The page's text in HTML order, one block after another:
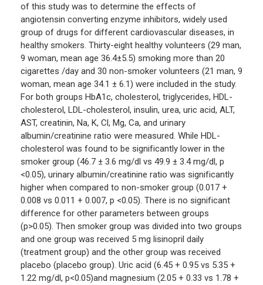
of this study was to determine the effects of
angiotensin converting enzyme inhibitors, widely used
group of drugs for different cardiovascular diseases, in
healthy smokers. Thirty-eight healthy volunteers (29 man,
9 woman, mean age 36.4±5.5) smoking more than 20
cigarettes /day and 30 non-smoker volunteers (21 man, 9
woman, mean age 34.1 ± 6.1) were included in the study.
For both groups HbA1c, cholesterol, triglycerides, HDL-
cholesterol, LDL-cholesterol, insulin, urea, uric acid, ALT,
AST, creatinin, Na, K, Cl, Mg, Ca, and urinary
albumin/creatinine ratio were measured. While HDL-
cholesterol was found to be significantly lower in the
smoker group (46.7 ± 3.6 mg/dl vs 49.9 ± 3.4 mg/dl, p
<0.05), urinary albumin/creatinine ratio was significantly
higher when compared to non-smoker group (0.017 +
0.008 vs 0.011 + 0.007, p <0.05). There is no significant
difference for other parameters between groups
(p>0.05). Then smoker group was divided into two groups
and one group was received 5 mg lisinopril daily
(treatment group) and the other group was received
placebo (placebo group). Uric acid (6.45 + 0.95 vs 5.35 +
1.22 mg/dl, p<0.05)and magnesium (2.05 + 0.33 vs 1.78 +